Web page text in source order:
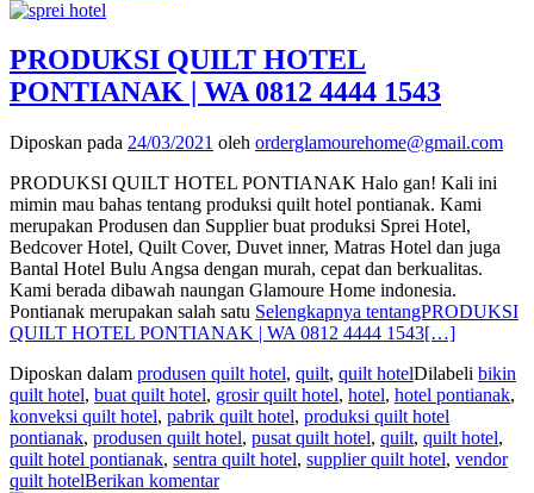
PRODUKSI QUILT HOTEL
PONTIANAK | WA 0812 4444 1543
Diposkan pada 24/03/2021 oleh orderglamourehome@gmail.com
PRODUKSI QUILT HOTEL PONTIANAK Halo gan! Kali ini
mimin mau bahas tentang produksi quilt hotel pontianak. Kami
merupakan Produsen dan Supplier buat produksi Sprei Hotel,
Bedcover Hotel, Quilt Cover, Duvet inner, Matras Hotel dan juga
Bantal Hotel Bulu Angsa dengan murah, cepat dan berkualitas.
Kami berada dibawah naungan Glamoure Home indonesia.
Pontianak merupakan salah satu Selengkapnya tentangPRODUKSI
QUILT HOTEL PONTIANAK | WA 0812 4444 1543[…]
Diposkan dalam produsen quilt hotel, quilt, quilt hotelDilabeli bikin
quilt hotel, buat quilt hotel, grosir quilt hotel, hotel, hotel pontianak,
konveksi quilt hotel, pabrik quilt hotel, produksi quilt hotel
pontianak, produsen quilt hotel, pusat quilt hotel, quilt, quilt hotel,
quilt hotel pontianak, sentra quilt hotel, supplier quilt hotel, vendor
quilt hotelBerikan komentar